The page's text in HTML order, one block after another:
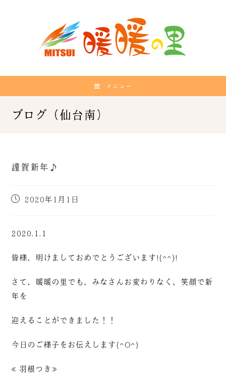
メニュー
謹賀新年♪
2020年1月1日
2020.1.1
皆様、明けましておめでとうございます!(^^)!
さて、暖暖の里でも、みなさんお変わりなく、笑顔で新
年を
迎えることができました！！
今日のご様子をお伝えします(^O^)
≪羽根つき≫